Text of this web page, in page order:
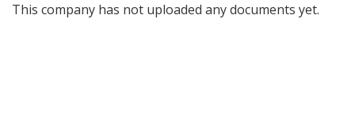
This company has not uploaded any documents yet.